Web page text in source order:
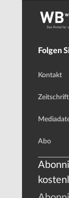
Folgen
Kontakt
Zeitschrift
Abo